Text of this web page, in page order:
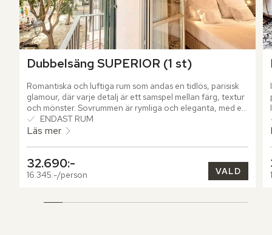
Dubbelsäng SUPERIOR (1 st)
Romantiska och luftiga rum som andas en tidlös, parisisk
glamour, där varje detalj är ett samspel mellan färg, textur
och mönster. Sovrummen är rymliga och eleganta, med en
inbjudande sittgrupp, perfekt för att drömma sig bort och
minnas dagens äventyr på Mallorca.
ENDAST RUM
Läs mer
32.690:-
16.345:-/person VALD